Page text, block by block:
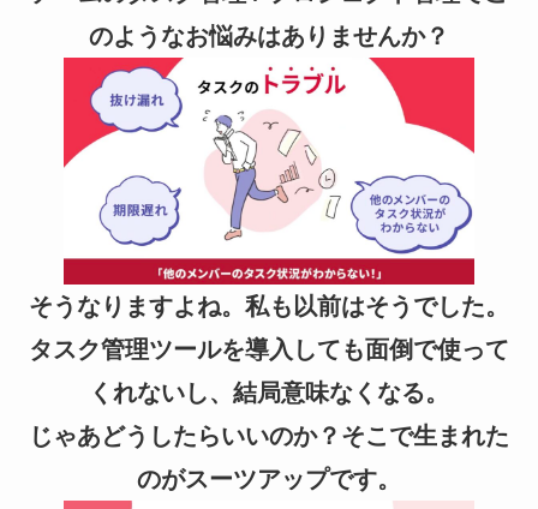
のようなお悩みはありませんか？
そうなりますよね。私も以前はそうでした。
タスク管理ツールを導入しても面倒で使って
くれないし、結局意味なくなる。
じゃあどうしたらいいのか？そこで生まれた
のがスーツアップです。